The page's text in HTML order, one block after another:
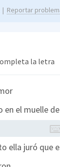
| Reportar
la letra
en el muelle
ella juró que